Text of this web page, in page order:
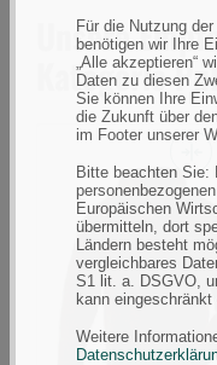
Für die Nutzung
benötigen wir Ihre
„Alle akzeptieren“
Daten zu diesen
Sie können Ihre
die Zukunft über
im Footer unserer
Bitte beachten Sie:
Europäischen
übermitteln, dort
Ländern besteht
vergleichbares
S1 lit. a. DSGVO,
kann
Weitere
Unsere
Kategorie
Pinewood
Hurricane
Sweater
Brown
Melange
(Bild